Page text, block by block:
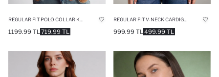
719.99 TL
1199.99 TL 499.99 TL
999.99 TL